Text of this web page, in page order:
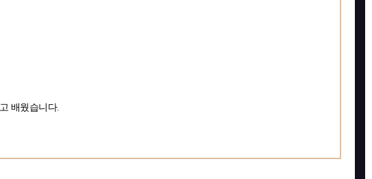
배웠습니다.